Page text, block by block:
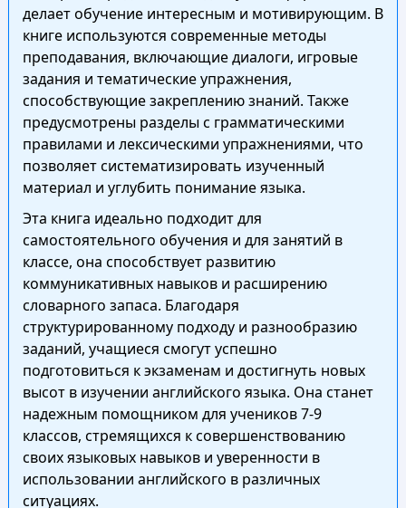
делает обучение интересным и мотивирующим. В
книге используются современные методы
преподавания, включающие диалоги, игровые
задания и тематические упражнения,
способствующие закреплению знаний. Также
предусмотрены разделы с грамматическими
правилами и лексическими упражнениями, что
позволяет систематизировать изученный
материал и углубить понимание языка.
Эта книга идеально подходит для
самостоятельного обучения и для занятий в
классе, она способствует развитию
коммуникативных навыков и расширению
словарного запаса. Благодаря
структурированному подходу и разнообразию
заданий, учащиеся смогут успешно
подготовиться к экзаменам и достигнуть новых
высот в изучении английского языка. Она станет
надежным помощником для учеников 7-9
классов, стремящихся к совершенствованию
своих языковых навыков и уверенности в
использовании английского в различных
ситуациях.